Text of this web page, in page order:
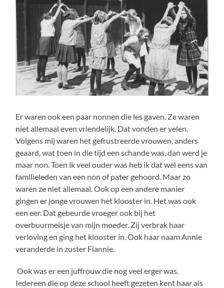
Er waren ook een paar nonnen die les gaven. Ze waren
niet allemaal even vriendelijk. Dat vonden er velen.
Volgens mij waren het gefrustreerde vrouwen, anders
geaard, wat toen in die tijd een schande was, dan werd je
maar non. Toen ik veel ouder was heb ik dat wel eens van
familieleden van een non of pater gehoord. Maar zo
waren ze niet allemaal. Ook op een andere manier
gingen er jonge vrouwen het klooster in. Het was ook
een eer. Dat gebeurde vroeger ook bij het
overbuurmeisje van mijn moeder. Zij verbrak haar
verloving en ging het klooster in. Ook haar naam Annie
veranderde in zuster Fiannie.
Ook was er een juffrouw die nog veel erger was.
Iedereen die op deze school heeft gezeten kent haar als